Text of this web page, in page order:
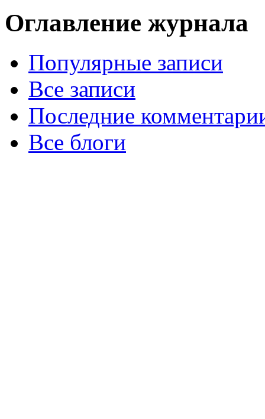
Оглавление журнала
Популярные записи
Все записи
Последние
Все блоги